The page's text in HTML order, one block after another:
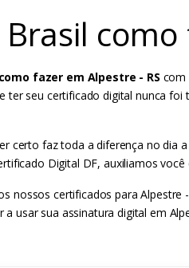
fazer em Alpestre - RS com
ter seu certificado digital nunca
certo faz toda a diferença no
Digital DF, auxiliamos
nossos certificados para
usar sua assinatura digital em